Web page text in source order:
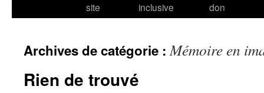
site
inclusive
don
Archives de catégorie :Mémoire en
Rien de trouvé